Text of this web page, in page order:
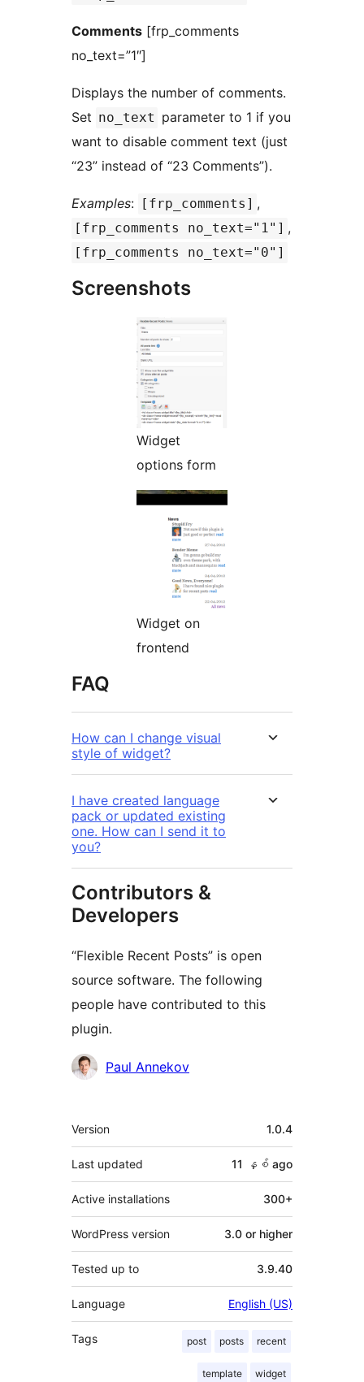
Comments [frp_comments
no_text=”1″]
Displays the number of comments.
Set no_text parameter to 1 if you
want to disable comment text (just
“23” instead of “23 Comments”).
Examples: [frp_comments] ,
[frp_comments no_text="1"] ,
[frp_comments no_text="0"]
Screenshots
Widget
options form
Widget on
frontend
FAQ
How can I change visual
style of widget?
I have created language
pack or updated existing
one. How can I send it to
you?
Contributors &
Developers
“Flexible Recent Posts” is open
source software. The following
people have contributed to this
plugin.
Contributors
Paul Annekov
Meta
Version 1.0.4
Last updated 11 နှစ် ago
Active installations 300+
WordPress version 3.0 or higher
Tested up to 3.9.40
Language English (US)
Tags post posts recent
template widget